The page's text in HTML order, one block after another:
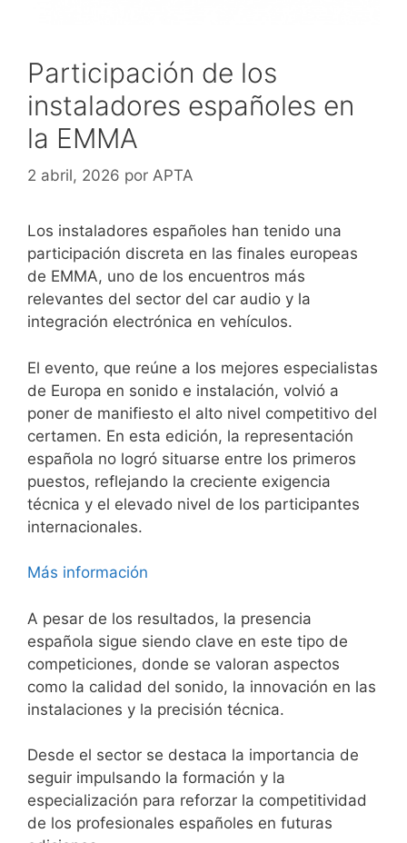
Participación de los
instaladores españoles en
la EMMA
2 abril, 2026 por APTA
Los instaladores españoles han tenido una
participación discreta en las finales europeas
de EMMA, uno de los encuentros más
relevantes del sector del car audio y la
integración electrónica en vehículos.
El evento, que reúne a los mejores especialistas
de Europa en sonido e instalación, volvió a
poner de manifiesto el alto nivel competitivo del
certamen. En esta edición, la representación
española no logró situarse entre los primeros
puestos, reflejando la creciente exigencia
técnica y el elevado nivel de los participantes
internacionales.
Más información
A pesar de los resultados, la presencia
española sigue siendo clave en este tipo de
competiciones, donde se valoran aspectos
como la calidad del sonido, la innovación en las
instalaciones y la precisión técnica.
Desde el sector se destaca la importancia de
seguir impulsando la formación y la
especialización para reforzar la competitividad
de los profesionales españoles en futuras